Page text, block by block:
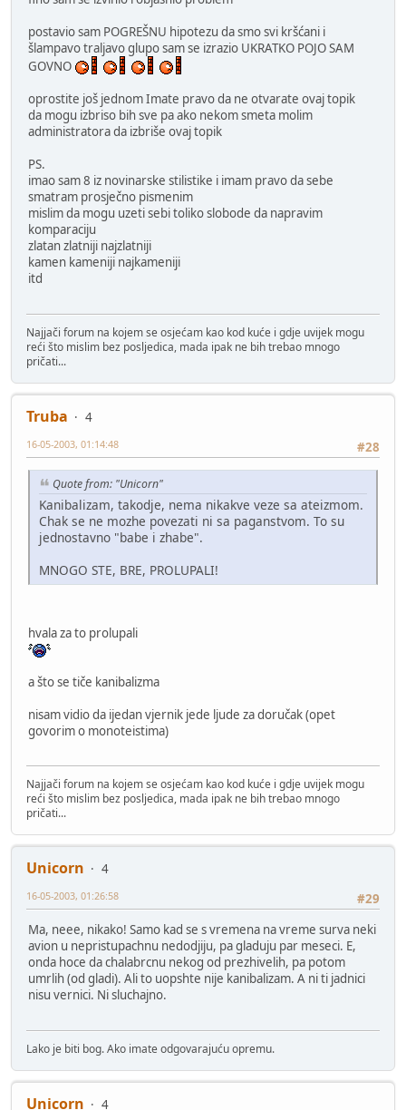
postavio sam POGREŠNU hipotezu da smo svi kršćani i
šlampavo traljavo glupo sam se izrazio UKRATKO POJO SAM
GOVNO
oprostite još jednom Imate pravo da ne otvarate ovaj topik
da mogu izbriso bih sve pa ako nekom smeta molim
administratora da izbriše ovaj topik
PS.
imao sam 8 iz novinarske stilistike i imam pravo da sebe
smatram prosječno pismenim
mislim da mogu uzeti sebi toliko slobode da napravim
komparaciju
zlatan zlatniji najzlatniji
kamen kameniji najkameniji
itd
Najjači forum na kojem se osjećam kao kod kuće i gdje uvijek mogu
reći što mislim bez posljedica, mada ipak ne bih trebao mnogo
pričati...
Truba
4
#28
16-05-2003, 01:14:48
Quote from: "Unicorn"
Kanibalizam, takodje, nema nikakve veze sa ateizmom.
Chak se ne mozhe povezati ni sa paganstvom. To su
jednostavno "babe i zhabe".
MNOGO STE, BRE, PROLUPALI!
hvala za to prolupali
a što se tiče kanibalizma
nisam vidio da ijedan vjernik jede ljude za doručak (opet
govorim o monoteistima)
Najjači forum na kojem se osjećam kao kod kuće i gdje uvijek mogu
reći što mislim bez posljedica, mada ipak ne bih trebao mnogo
pričati...
Unicorn
4
#29
16-05-2003, 01:26:58
Ma, neee, nikako! Samo kad se s vremena na vreme surva neki
avion u nepristupachnu nedodjiju, pa gladuju par meseci. E,
onda hoce da chalabrcnu nekog od prezhivelih, pa potom
umrlih (od gladi). Ali to uopshte nije kanibalizam. A ni ti jadnici
nisu vernici. Ni sluchajno.
Lako je biti bog. Ako imate odgovarajuću opremu.
Unicorn
4